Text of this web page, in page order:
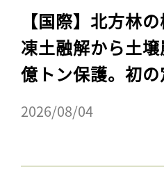
【国際】北方林
凍土融解から土
億トン保護。初
2026/08/04